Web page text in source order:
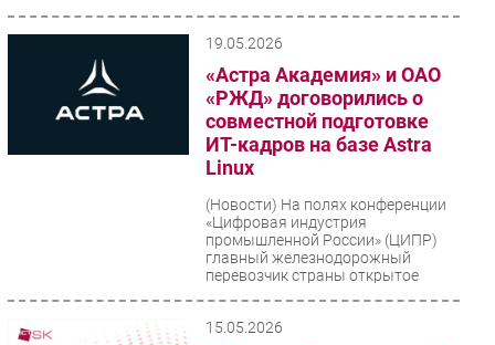
19.05.2026
«Астра Академия» и ОАО
«РЖД» договорились о
совместной подготовке
ИТ-кадров на базе Astra
Linux
(Новости) На полях конференции
«Цифровая индустрия
промышленной России» (ЦИПР)
главный железнодорожный
перевозчик страны открытое
15.05.2026